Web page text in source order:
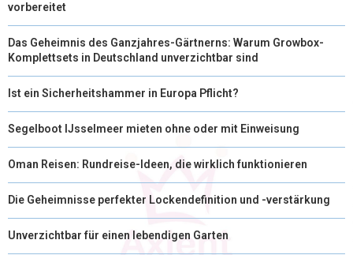
vorbereitet
Das Geheimnis des Ganzjahres-Gärtnerns: Warum Growbox-
Komplettsets in Deutschland unverzichtbar sind
Ist ein Sicherheitshammer in Europa Pflicht?
Segelboot IJsselmeer mieten ohne oder mit Einweisung
Oman Reisen: Rundreise-Ideen, die wirklich funktionieren
Die Geheimnisse perfekter Lockendefinition und -verstärkung
Unverzichtbar für einen lebendigen Garten